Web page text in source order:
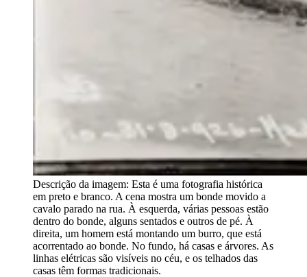
Descrição da imagem: Esta é uma fotografia histórica
em preto e branco. A cena mostra um bonde movido a
cavalo parado na rua. À esquerda, várias pessoas estão
dentro do bonde, alguns sentados e outros de pé. À
direita, um homem está montando um burro, que está
acorrentado ao bonde. No fundo, há casas e árvores. As
linhas elétricas são visíveis no céu, e os telhados das
casas têm formas tradicionais.